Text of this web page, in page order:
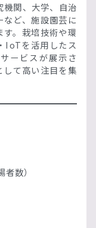
機関、大学、自治
ど、施設園芸に
。栽培技術や環
IoTを活用したス
ービスが展示さ
て高い注目を集
数）